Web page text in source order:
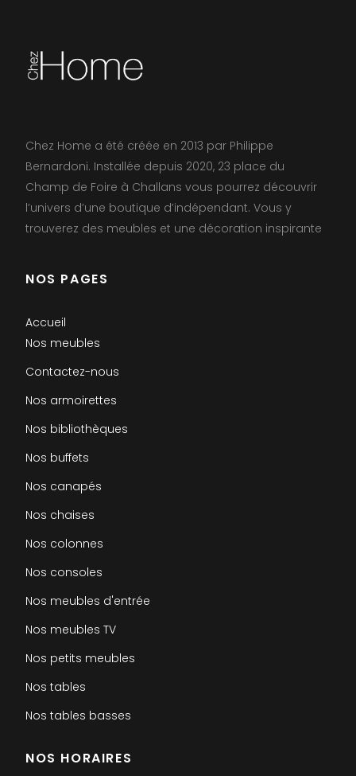
Chez Home a été créée en 2013 par Philippe
Bernardoni. Installée depuis 2020, 23 place du
Champ de Foire à Challans vous pourrez découvrir
l’univers d’une boutique d’indépendant. Vous y
trouverez des meubles et une décoration inspirante
NOS PAGES
Accueil
Nos meubles
Contactez-nous
Nos armoirettes
Nos bibliothèques
Nos buffets
Nos canapés
Nos chaises
Nos colonnes
Nos consoles
Nos meubles d'entrée
Nos meubles TV
Nos petits meubles
Nos tables
Nos tables basses
NOS HORAIRES